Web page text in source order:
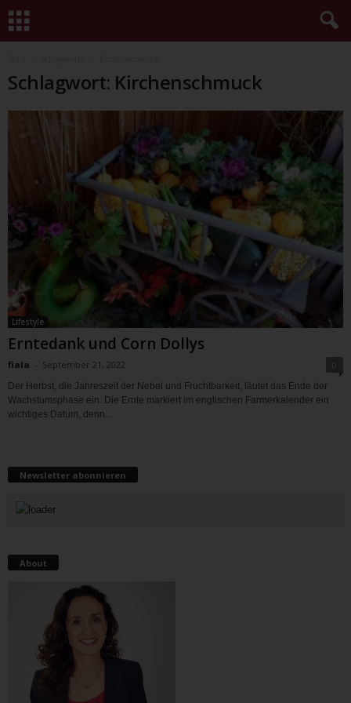
Schlagwort: Kirchenschmuck
Lifestyle
Erntedank und Corn Dollys
fiala - September 21, 2022
Der Herbst, die Jahreszeit der Nebel und Fruchtbarkeit, läutet das Ende der
Wachstumsphase ein. Die Ernte markiert im englischen Farmerkalender ein
wichtiges Datum, denn...
Newsletter abonnieren
About